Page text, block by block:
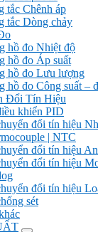
tắc Chênh áp
tắc Dòng chảy
hồ đo Nhiệt độ
hồ đo Áp suất
hồ đo Lưu lượng
hồ đo Công suất –
Đổi Tín Hiệu
khiển PID
đổi tín hiệu
| NTC
đổi tín hiệu
đổi tín hiệu
đổi tín hiệu
sét